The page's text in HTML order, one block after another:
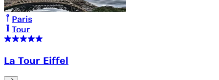
Paris
Tour
La Tour Eiffel